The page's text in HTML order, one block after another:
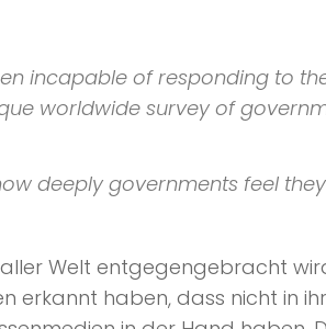
incapable of responding to
worldwide survey of
deeply governments feel
Welt entgegengebracht
haben, dass nicht in